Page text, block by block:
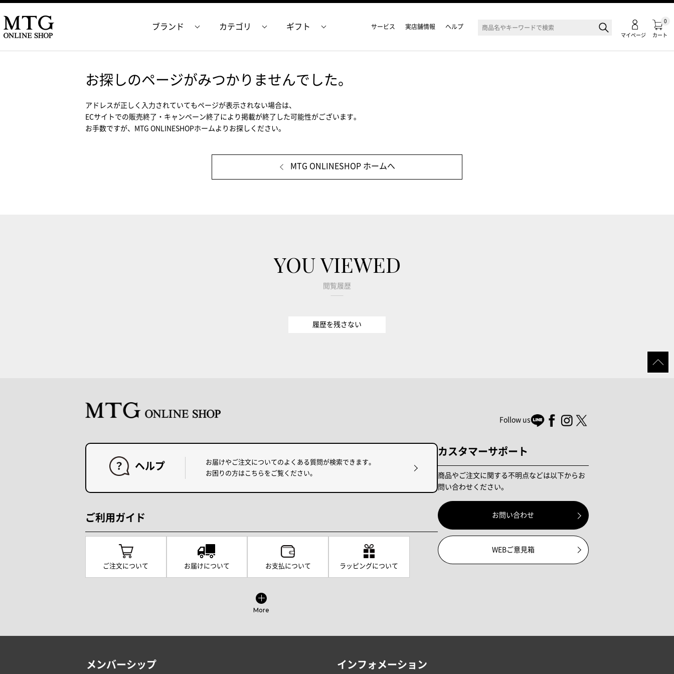
カート
0
マイページ
ブランド カテゴリ ギフト サービス 実店舗情報 ヘルプ
お探しのページがみつかりませんでした。
アドレスが正しく入力されていてもページが表示されない場合は、
ECサイトでの販売終了・キャンペーン終了により掲載が終了した可能性がございます。
お手数ですが、MTG ONLINESHOPホームよりお探しください。
MTG ONLINESHOP ホームへ
YOU VIEWED
閲覧履歴
履歴を残さない
Follow us
ヘルプ
お届けやご注文についてのよくある質問が検索できます。
お困りの方はこちらをご覧ください。
ご利用ガイド
ご注文について お届けについて お支払について ラッピングについて
More
カスタマーサポート
商品やご注文に関する不明点などは以下からお
問い合わせください。
お問い合わせ
WEBご意見箱
メンバーシップ インフォメーション